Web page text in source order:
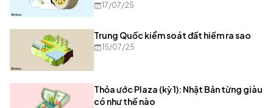
17/07/25
Trung Quốc kiểm soát đất hiếm ra sao
15/07/25
Thỏa ước Plaza (kỳ 1): Nhật Bản từng giàu
có như thế nào